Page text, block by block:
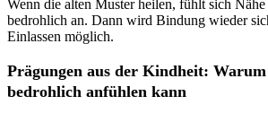
Wenn die alten Muster heilen, fühlt sich
bedrohlich an. Dann wird Bindung wieder
Einlassen möglich.
Prägungen aus der Kindheit:
bedrohlich anfühlen kann